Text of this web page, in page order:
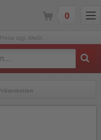
zzgl. MwSt.
0